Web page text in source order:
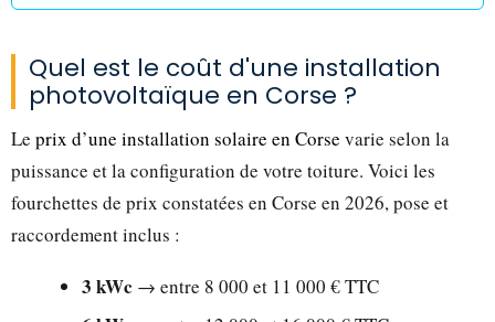
Quel est le coût d'une installation
photovoltaïque en Corse ?
Le prix d’une installation solaire en Corse varie selon la
puissance et la configuration de votre toiture. Voici les
fourchettes de prix constatées en Corse en 2026, pose et
raccordement inclus :
3 kWc → entre 8 000 et 11 000 € TTC